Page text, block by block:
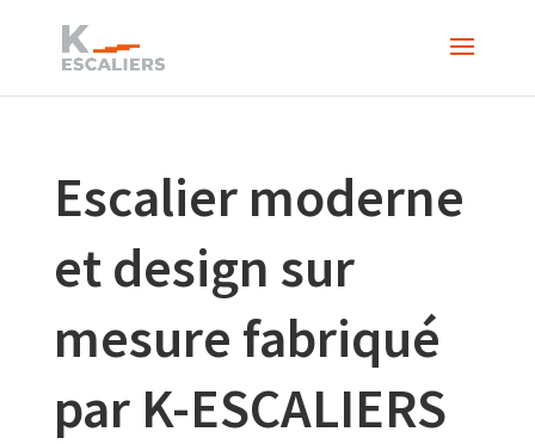
Escalier moderne
et design sur
mesure fabriqué
par K-ESCALIERS